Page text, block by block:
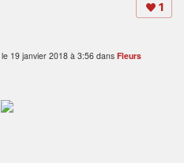
1
le 19 janvier 2018 à 3:56 dans Fleurs